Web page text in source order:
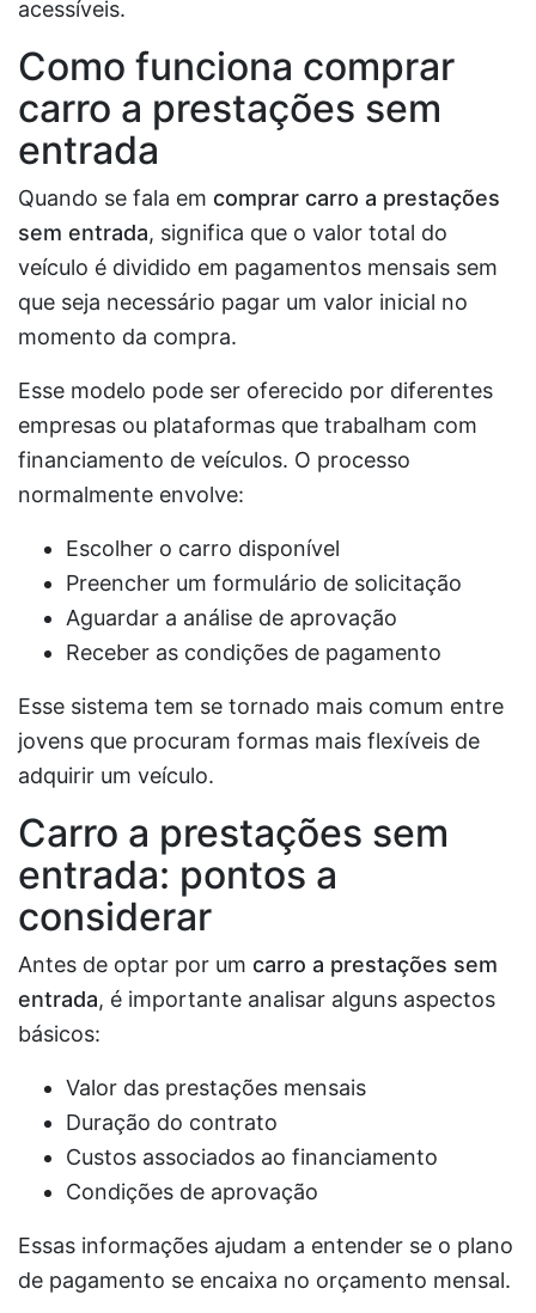
acessíveis.
Como funciona comprar
carro a prestações sem
entrada
Quando se fala em comprar carro a prestações
sem entrada, significa que o valor total do
veículo é dividido em pagamentos mensais sem
que seja necessário pagar um valor inicial no
momento da compra.
Esse modelo pode ser oferecido por diferentes
empresas ou plataformas que trabalham com
financiamento de veículos. O processo
normalmente envolve:
Escolher o carro disponível
Preencher um formulário de solicitação
Aguardar a análise de aprovação
Receber as condições de pagamento
Esse sistema tem se tornado mais comum entre
jovens que procuram formas mais flexíveis de
adquirir um veículo.
Carro a prestações sem
entrada: pontos a
considerar
Antes de optar por um carro a prestações sem
entrada, é importante analisar alguns aspectos
básicos:
Valor das prestações mensais
Duração do contrato
Custos associados ao financiamento
Condições de aprovação
Essas informações ajudam a entender se o plano
de pagamento se encaixa no orçamento mensal.